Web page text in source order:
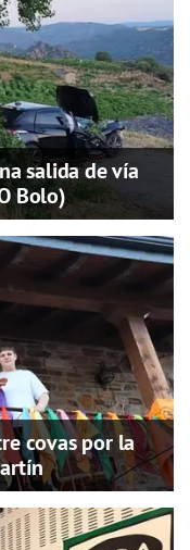
salida de vía
Bolo)
covas por la